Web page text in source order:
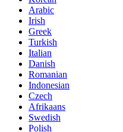
Arabic
Irish
Greek
Turkish
Italian
Danish
Romanian
Indonesian
Czech
Afrikaans
Swedish
Polish